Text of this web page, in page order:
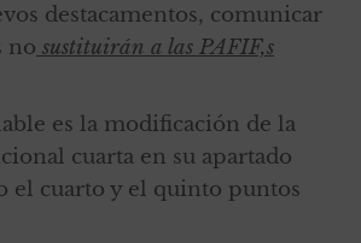
destacamentos, comunicar
no sustituirán a las PAFIF,s
es la modificación de la
cuarta en su apartado
el cuarto y el quinto puntos